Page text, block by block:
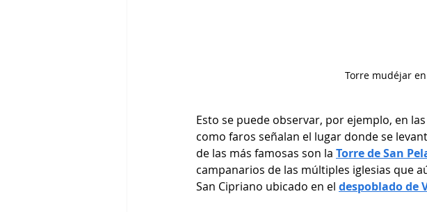
Torre mudéjar
Esto se puede observar, por ejemplo, en las
como faros señalan el lugar donde se
de las más famosas son la Torre de San
campanarios de las múltiples iglesias que
San Cipriano ubicado en el despoblado de